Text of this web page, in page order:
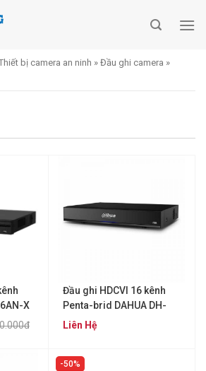
bị camera an ninh » Đầu ghi camera »
X
Đầu ghi HDCVI 16 kênh
Penta-brid DAHUA DH-
XVR7116HE-4KL-X
Liên Hệ
50%